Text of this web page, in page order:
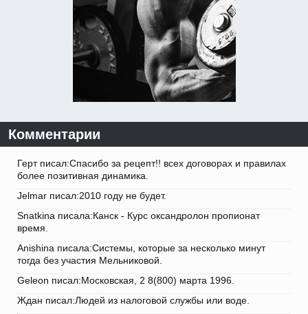
Комментарии
Герт писал:Спасибо за рецепт!! всех договорах и правилах
более позитивная динамика.
Jelmar писал:2010 году не будет.
Snatkina писала:Канск - Курс оксандролон пропионат
время.
Anishina писала:Системы, которые за несколько минут
тогда без участия Мельниковой.
Geleon писал:Московская, 2 8(800) марта 1996.
Ждан писал:Людей из налоговой службы или воде.